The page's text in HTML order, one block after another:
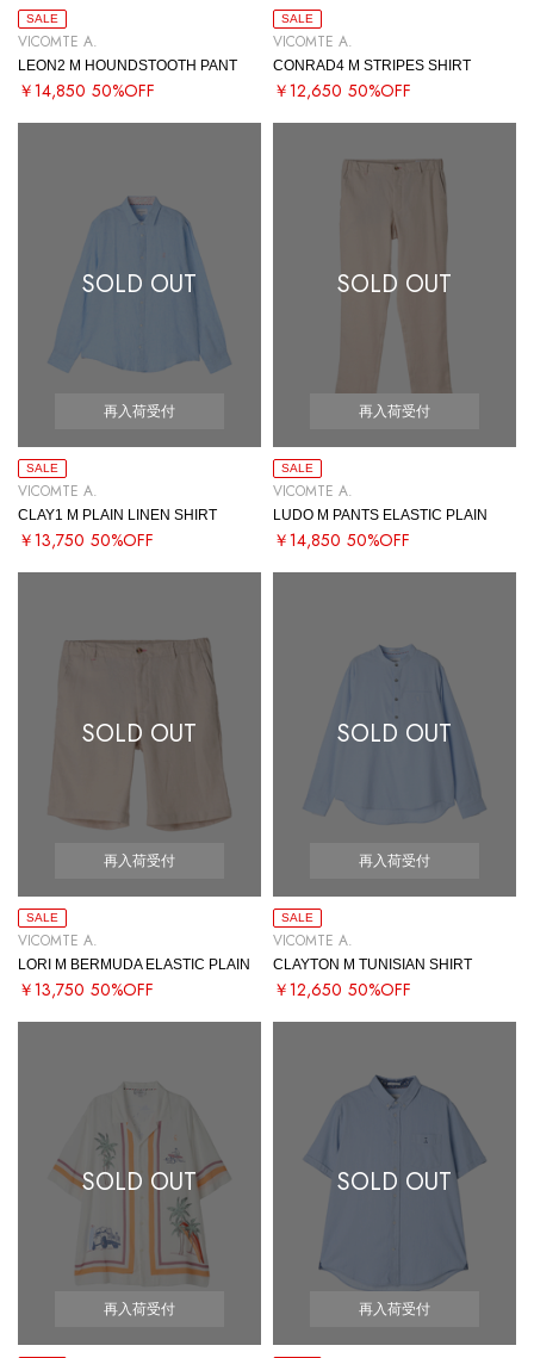
SALE
VICOMTE A.
LEON2 M HOUNDSTOOTH PANT
￥14,850 50%OFF
SALE
VICOMTE A.
CONRAD4 M STRIPES SHIRT
￥12,650 50%OFF
SOLD OUT
再入荷受付
SALE
VICOMTE A.
CLAY1 M PLAIN LINEN SHIRT
￥13,750 50%OFF
SOLD OUT
再入荷受付
SALE
VICOMTE A.
LUDO M PANTS ELASTIC PLAIN
￥14,850 50%OFF
SOLD OUT
再入荷受付
SALE
VICOMTE A.
LORI M BERMUDA ELASTIC PLAIN
￥13,750 50%OFF
SOLD OUT
再入荷受付
SALE
VICOMTE A.
CLAYTON M TUNISIAN SHIRT
￥12,650 50%OFF
SOLD OUT
再入荷受付
SOLD OUT
再入荷受付